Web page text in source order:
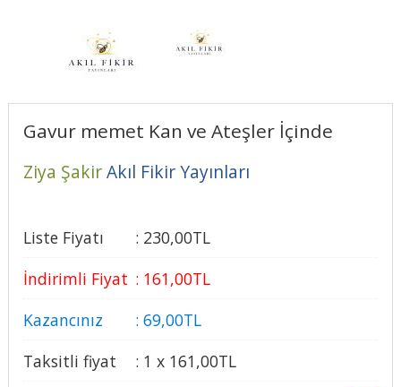
Gavur memet Kan ve Ateşler İçinde
Ziya ŞakirAkıl Fikir Yayınları
Liste Fiyatı : 230,00TL
İndirimli Fiyat : 161,00TL
Kazancınız
: 69,00TL
Taksitli fiyat
: 1 x 161,00TL